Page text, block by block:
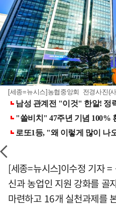
[세종=뉴시스]농협중앙회 전경사진(
[세종=뉴시스]이수정 기자
신과 농업인 지원 강화를 골
마련하고 16개 실천과제를